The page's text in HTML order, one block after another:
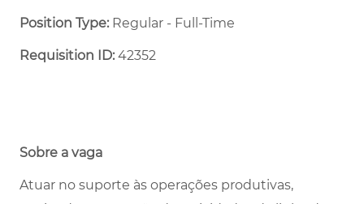
Position Type:Regular - Full-Time ​
Requisition ID:42352
Sobre a vaga
Atuar no suporte às operações produtivas,